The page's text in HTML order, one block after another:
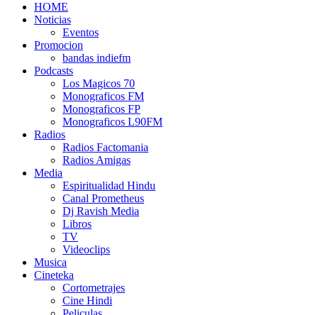
HOME
Noticias
Eventos
Promocion
bandas indiefm
Podcasts
Los Magicos 70
Monograficos FM
Monograficos FP
Monograficos L90FM
Radios
Radios Factomania
Radios Amigas
Media
Espiritualidad Hindu
Canal Prometheus
Dj Ravish Media
Libros
TV
Videoclips
Musica
Cineteka
Cortometrajes
Cine Hindi